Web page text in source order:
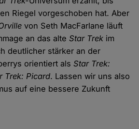
Riegel vorgeschoben hat. Aber
von Seth MacFarlane läuft
an das alteStar Trek im
deutlicher stärker an der
orientiert alsStar Trek:
Trek: Picard. Lassen wir uns also
auf eine bessere Zukunft